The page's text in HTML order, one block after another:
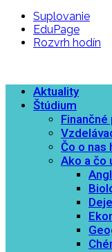
Suplovanie
EduPage
Rozvrh hodín
Aktuality
Štúdium
Čo o nas
Ako a čo